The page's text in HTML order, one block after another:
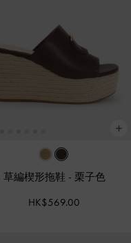
草編楔形拖鞋 - 栗子色
HK$569.00